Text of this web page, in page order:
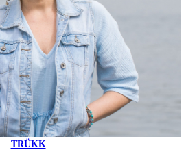
TRÜKK